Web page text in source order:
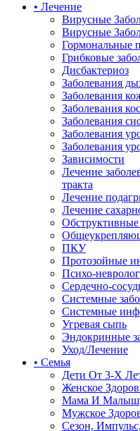
• Лечение
Вирусные
Вирусные
Гормональные
Грибковые
Дисбактериоз
Заболевания
Заболевания
Заболевания
Заболевания
Заболевания
Заболевания
Зависимости
Лечение
тракта
Лечение
Лечение
Обструктивные
ПКУ
Протозойные
Психо-
Сердечно-
Системные
Системные
Угревая сыпь
Эндокринные
Уход/Лечение
• Семья
Дети От 3-Х
Женское
Мама И Малыш
Мужское
Сезон,